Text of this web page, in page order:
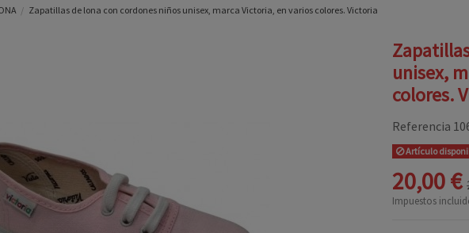
Zapatillas de lona con cordones niños unisex, marca Victoria, en varios colores. Victoria
unisex,
colores.
Referencia
Artículo
20,00 €
Impuestos